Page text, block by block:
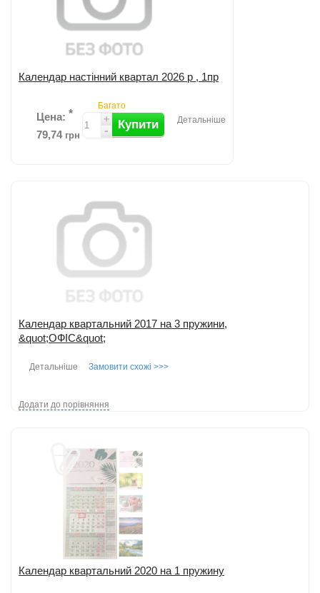
Календар настінний квартал 2026 р , 1пр
Цена: *
79,74 грн
Багато
+
- Купити Детальніше
Календар квартальний 2017 на 3 пружини,
&quot;ОФІС&quot;
Замовити схожі >>>
Детальніше
Додати до порівняння
Календар квартальний 2020 на 1 пружину